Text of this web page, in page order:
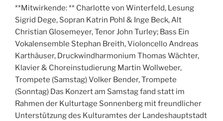
**Mitwirkende: ** Charlotte von Winterfeld, Lesung
Sigrid Dege, Sopran Katrin Pohl & Inge Beck, Alt
Christian Glosemeyer, Tenor John Turley; Bass Ein
Vokalensemble Stephan Breith, Violoncello Andreas
Karthäuser, Druckwindharmonium Thomas Wächter,
Klavier & Choreinstudierung Martin Wollweber,
Trompete (Samstag) Volker Bender, Trompete
(Sonntag) Das Konzert am Samstag fand statt im
Rahmen der Kulturtage Sonnenberg mit freundlicher
Unterstützung des Kulturamtes der Landeshauptstadt